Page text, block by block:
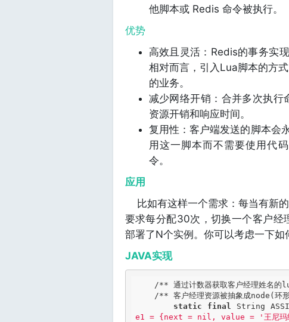
他脚本或 Redis 命令被执行。
优势
高效且灵活：Redis的事务实
相对而言，引入Lua脚本的方
的业务。
减少网络开销：合并多次执行
资源开销和响应时间。
复用性：客户端发送的脚本会
用这一脚本而不需要使用代
令。
应用
比如有这样一个需求：每当有新
要求每分配30次，切换一个客户经
部署了N个实例。你可以考虑一下如
JAVA实现
/** 通过计数器获取客户经理姓名
/** 客户经理资源被抽象成node(
static
final String
e1 = {next = nil, value = '王尼玛